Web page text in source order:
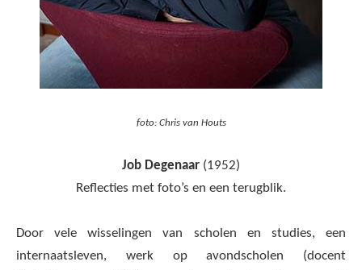
foto: Chris van Houts
Job Degenaar (1952)
Reflecties met foto’s en een terugblik.
Door vele wisselingen van scholen en studies, een
internaatsleven, werk op avondscholen (docent